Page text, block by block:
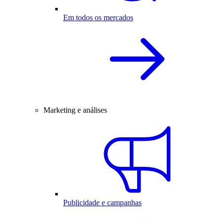
Em todos os mercados
Marketing e análises
Publicidade e campanhas